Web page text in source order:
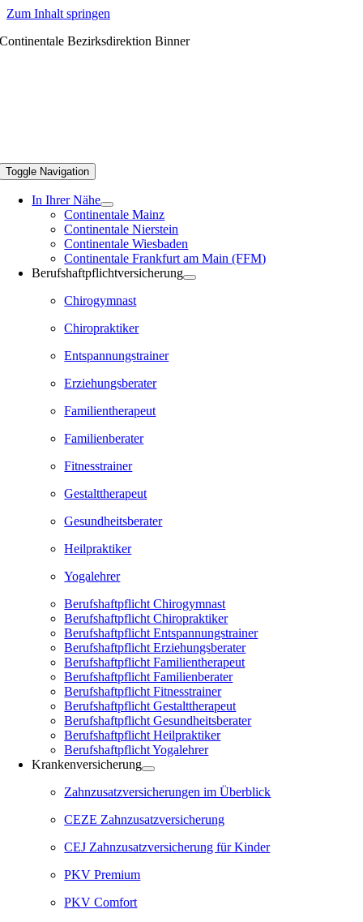
Zum Inhalt springen
Continentale Bezirksdirektion Binner
Toggle Navigation
In Ihrer Nähe
Continentale Mainz
Continentale Nierstein
Continentale Wiesbaden
Continentale Frankfurt am Main (FFM)
Berufshaftpflichtversicherung
Chirogymnast
Chiropraktiker
Entspannungstrainer
Erziehungsberater
Familientherapeut
Familienberater
Fitnesstrainer
Gestalttherapeut
Gesundheitsberater
Heilpraktiker
Yogalehrer
Berufshaftpflicht Chirogymnast
Berufshaftpflicht Chiropraktiker
Berufshaftpflicht Entspannungstrainer
Berufshaftpflicht Erziehungsberater
Berufshaftpflicht Familientherapeut
Berufshaftpflicht Familienberater
Berufshaftpflicht Fitnesstrainer
Berufshaftpflicht Gestalttherapeut
Berufshaftpflicht Gesundheitsberater
Berufshaftpflicht Heilpraktiker
Berufshaftpflicht Yogalehrer
Krankenversicherung
Zahnzusatzversicherungen im Überblick
CEZE Zahnzusatzversicherung
CEJ Zahnzusatzversicherung für Kinder
PKV Premium
PKV Comfort